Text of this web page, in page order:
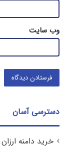
وب‌ سایت
دسترسی آسان
خرید دامنه ارزان